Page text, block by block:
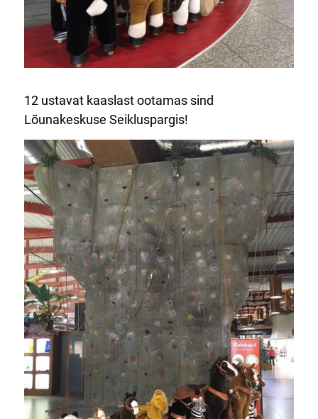
12 ustavat kaaslast ootamas sind
Lõunakeskuse Seikluspargis!